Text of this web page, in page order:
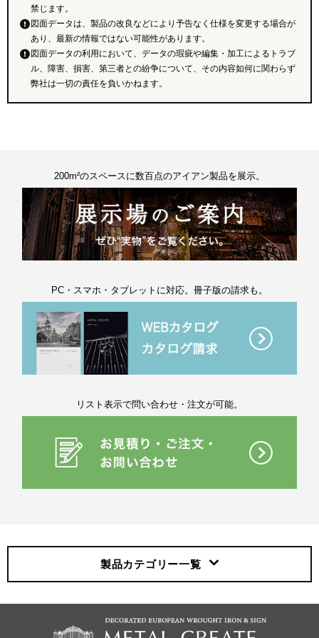
禁じます。
図面データは、製品の改良などにより予告なく仕様を変更する場合が
あり、最新の情報ではない可能性があります。
図面データの利用において、データの瑕疵や編集・加工によるトラブ
ル、障害、損害、第三者との紛争について、その内容如何に関わらず
弊社は一切の責任を負いかねます。
200m²のスペースに数百点のアイアン製品を展示。
PC・スマホ・タブレットに対応。冊子版の請求も。
リスト表示で問い合わせ・注文が可能。
製品カテゴリー一覧